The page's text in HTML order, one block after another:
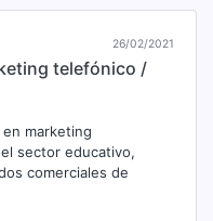
26/02/2021
telefónico /
marketing
sector educativo,
comerciales de